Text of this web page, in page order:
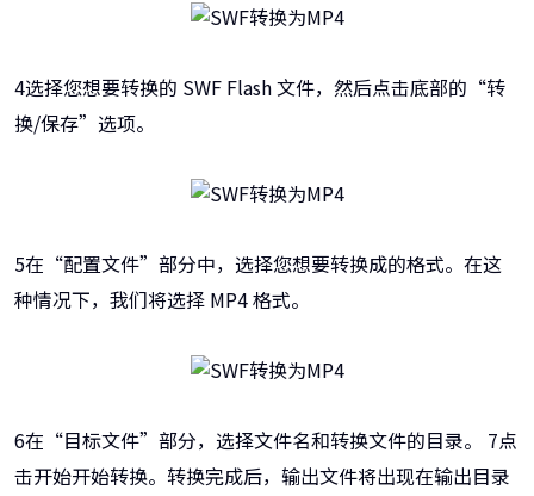
4选择您想要转换的 SWF Flash 文件，然后点击底部的“转
换/保存”选项。
5在“配置文件”部分中，选择您想要转换成的格式。在这
种情况下，我们将选择 MP4 格式。
6在“目标文件”部分，选择文件名和转换文件的目录。 7点
击开始开始转换。转换完成后，输出文件将出现在输出目录